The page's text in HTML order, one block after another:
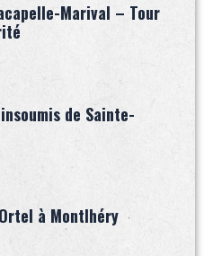
Marival – Tour
de Sainte-
à Montlhéry